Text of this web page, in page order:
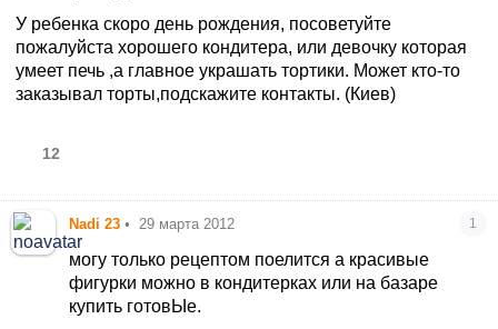
У ребенка скоро день рождения, посоветуйте
пожалуйста хорошего кондитера, или девочку которая
умеет печь ,а главное украшать тортики. Может кто-то
заказывал торты,подскажите контакты. (Киев)
12
Nadi 23 • 29 марта 2012 1
могу только рецептом поелится а красивые
фигурки можно в кондитерках или на базаре
купить готовЫе.